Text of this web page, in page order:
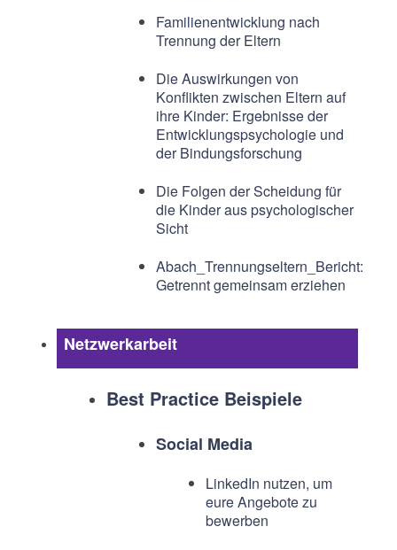
Familienentwicklung nach
Trennung der Eltern
Die Auswirkungen von
Konflikten zwischen Eltern auf
ihre Kinder: Ergebnisse der
Entwicklungspsychologie und
der Bindungsforschung
Die Folgen der Scheidung für
die Kinder aus psychologischer
Sicht
Abach_Trennungseltern_Bericht:
Getrennt gemeinsam erziehen
Netzwerkarbeit
Best Practice Beispiele
Social Media
LinkedIn nutzen, um
eure Angebote zu
bewerben